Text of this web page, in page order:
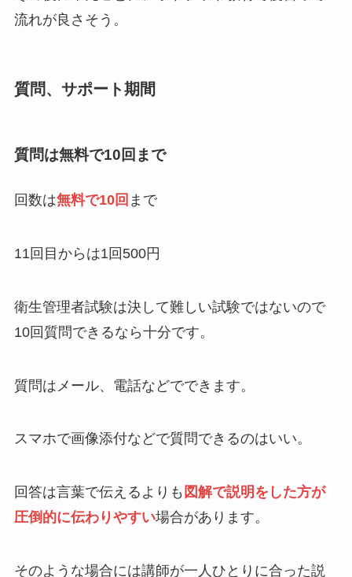
流れが良さそう。
質問、サポート期間
質問は無料で10回まで
回数は無料で10回 まで
11回目からは1回500円
衛生管理者試験は決して難しい試験ではないので
10回質問できるなら十分です。
質問はメール、電話などでできます。
スマホで画像添付などで質問できるのはいい。
回答は言葉で伝えるよりも 図解で説明をした方が
圧倒的に伝わりやすい場合があります。
そのような場合には講師が一人ひとりに合った説